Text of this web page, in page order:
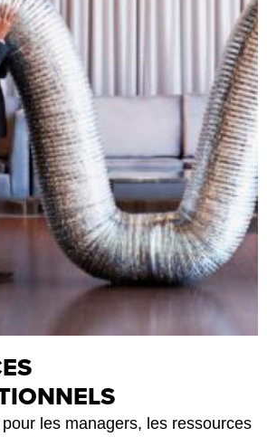
les managers, les ressources